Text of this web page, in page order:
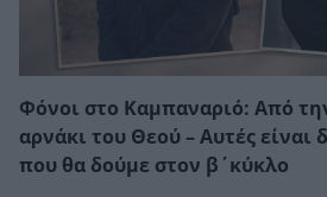
Φόνοι στο Καμπαναριό: Από
αρνάκι του Θεού – Αυτές είναι
που θα δούμε στον β΄κύκλο